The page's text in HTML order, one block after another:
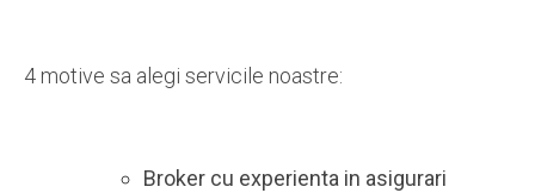
4 motive sa alegi servicile noastre:
Broker cu experienta in asigurari